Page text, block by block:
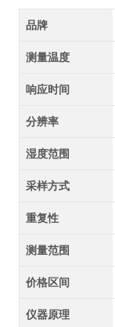
品牌
测量温度
响应时间
分辨率
湿度范围
采样方式
重复性
测量范围
价格区间
仪器原理